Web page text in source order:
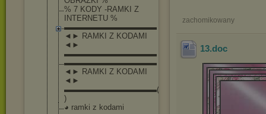
% 7 KODY -RAMKI Z
INTERNETU %
▬▬▬▬▬▬▬▬▬▬▬▬
◄► RAMKI Z KODAMI
◄►
▬▬▬▬▬▬▬▬▬▬▬▬
▬▬▬▬▬▬▬▬▬▬▬▬
◄► RAMKI Z KODAMI
◄►
▬▬▬▬▬▬▬▬▬▬▬▬(1
)
◕ ramki z kodami
zachomikowany
13.doc